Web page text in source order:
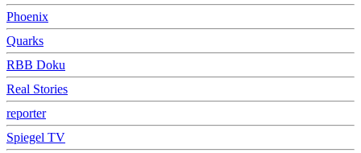
Phoenix
Quarks
RBB Doku
Real Stories
reporter
Spiegel TV